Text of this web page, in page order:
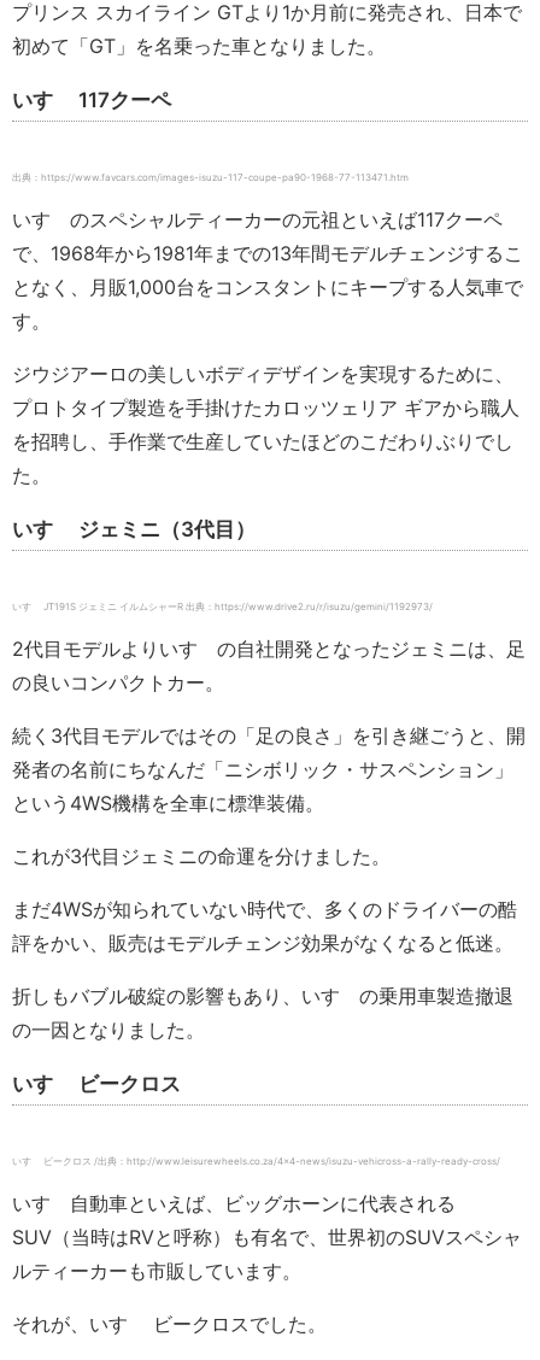
プリンス スカイライン GTより1か月前に発売され、日本で
初めて「GT」を名乗った車となりました。
いすゞ 117クーペ
出典：https://www.favcars.com/images-isuzu-117-coupe-pa90-1968-77-113471.htm
いすゞのスペシャルティーカーの元祖といえば117クーペ
で、1968年から1981年までの13年間モデルチェンジするこ
となく、月販1,000台をコンスタントにキープする人気車で
す。
ジウジアーロの美しいボディデザインを実現するために、
プロトタイプ製造を手掛けたカロッツェリア ギアから職人
を招聘し、手作業で生産していたほどのこだわりぶりでし
た。
いすゞ ジェミニ（3代目）
いすゞ JT191S ジェミニ イルムシャーR 出典：https://www.drive2.ru/r/isuzu/gemini/1192973/
2代目モデルよりいすゞの自社開発となったジェミニは、足
の良いコンパクトカー。
続く3代目モデルではその「足の良さ」を引き継ごうと、開
発者の名前にちなんだ「ニシボリック・サスペンション」
という4WS機構を全車に標準装備。
これが3代目ジェミニの命運を分けました。
まだ4WSが知られていない時代で、多くのドライバーの酷
評をかい、販売はモデルチェンジ効果がなくなると低迷。
折しもバブル破綻の影響もあり、いすゞの乗用車製造撤退
の一因となりました。
いすゞ ビークロス
いすゞ ビークロス /出典：http://www.leisurewheels.co.za/4×4-news/isuzu-vehicross-a-rally-ready-cross/
いすゞ自動車といえば、ビッグホーンに代表される
SUV（当時はRVと呼称）も有名で、世界初のSUVスペシャ
ルティーカーも市販しています。
それが、いすゞ ビークロスでした。